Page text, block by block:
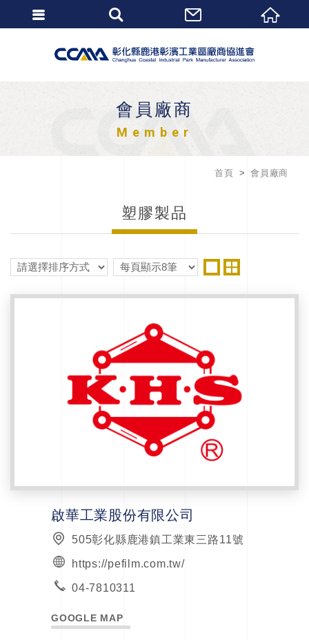
會員廠商
Member
首頁 會員廠商
塑膠製品
啟華工業股份有限公司
505彰化縣鹿港鎮工業東三路11號
https://pefilm.com.tw/
04-7810311
GOOGLE MAP